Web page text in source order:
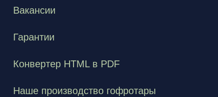
Вакансии
Гарантии
Конвертер HTML в PDF
Наше производство гофротары